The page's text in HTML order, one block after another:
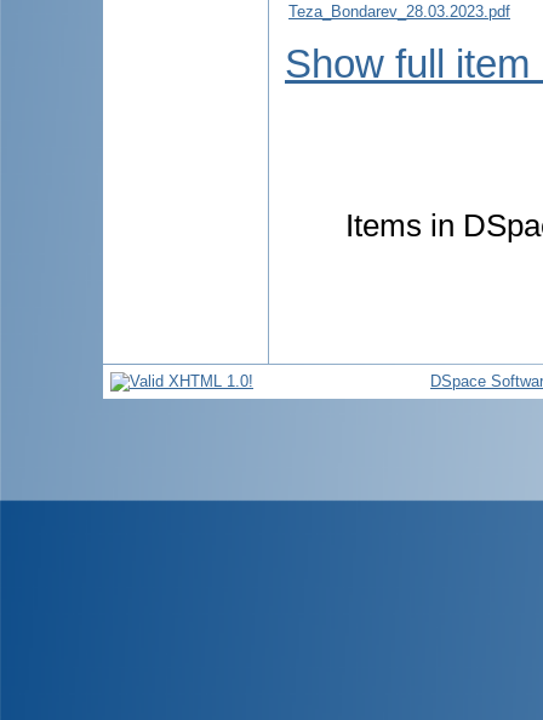
Teza_Bondarev_28.03.2023.pdf
Show full item
Items in
DSpace